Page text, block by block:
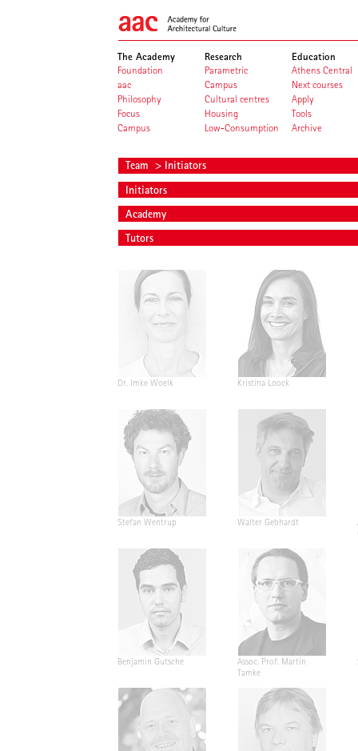
The Academy
Foundation
aac
Philosophy
Focus
Campus
Research
Parametric
Campus
Cultural centres
Housing
Low-Consumption
Education
Athens Central
Next courses
Apply
Tools
Archive
Team > Initiators
Initiators
Academy
Tutors
Dr. Imke Woelk Kristina Loock
Stefan Wentrup Walter Gebhardt
Benjamin Gutsche
Assoc. Prof. Martin
Tamke